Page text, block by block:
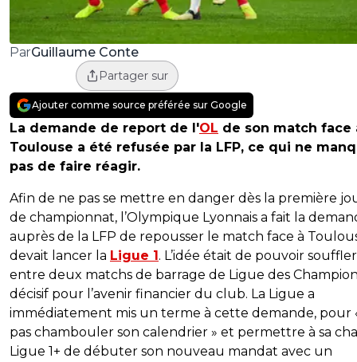
ParGuillaume Conte
Partager sur
Ajouter comme source préférée sur Google
La demande de report de l'OL de son match face
Toulouse a été refusée par la LFP, ce qui ne
pas de faire réagir.
Afin de ne pas se mettre en danger dès la première
de championnat, l’Olympique Lyonnais a fait la
auprès de la LFP de repousser le match face à
devait lancer la Ligue 1 . L’idée était de pouvoir souffler
entre deux matchs de barrage de Ligue des
décisif pour l’avenir financier du club. La Ligue a
immédiatement mis un terme à cette demande, pour
pas chambouler son calendrier » et permettre à sa
Ligue 1+ de débuter son nouveau mandat avec un